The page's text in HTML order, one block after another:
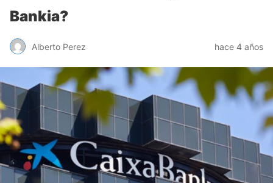
Bankia?
Alberto Perez hace 4 años